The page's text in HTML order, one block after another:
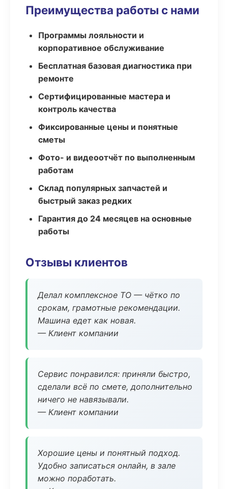
Преимущества работы с нами
Программы лояльности и
корпоративное обслуживание
Бесплатная базовая диагностика при
ремонте
Сертифицированные мастера и
контроль качества
Фиксированные цены и понятные
сметы
Фото- и видеоотчёт по выполненным
работам
Склад популярных запчастей и
быстрый заказ редких
Гарантия до 24 месяцев на основные
работы
Отзывы клиентов
Делал комплексное ТО — чётко по
срокам, грамотные рекомендации.
Машина едет как новая.
— Клиент компании
Сервис понравился: приняли быстро,
сделали всё по смете, дополнительно
ничего не навязывали.
— Клиент компании
Хорошие цены и понятный подход.
Удобно записаться онлайн, в зале
можно поработать.